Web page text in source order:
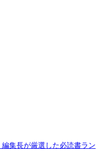
集長が厳選した必読書ラン